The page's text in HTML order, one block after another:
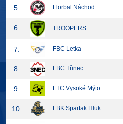
5. Florbal Náchod
6. TROOPERS
7. FBC Letka
8. FBC Třinec
9. FTC Vysoké Mýto
10. FBK Spartak Hluk